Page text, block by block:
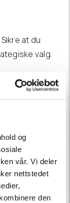
og
vår. Vi deler
nettstedet
den
Sikre at du
valg.
din
av ditt